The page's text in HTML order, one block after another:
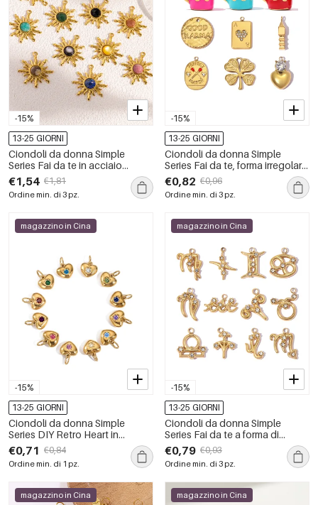
-15%
13-25 GIORNI
Ciondoli da donna Simple
Series Fai da te in acciaio
inossidabile, impermeabili, color
oro, con pietra naturale.
€1,54 €1,81
Ordine min. di 3 pz.
-15%
13-25 GIORNI
Ciondoli da donna Simple
Series Fai da te, forma irregolare,
in acciaio inossidabile,
impermeabili, colore oro.
€0,82 €0,96
Ordine min. di 3 pz.
-15%
magazzino in Cina
13-25 GIORNI
Ciondoli da donna Simple
Series DIY Retro Heart in
acciaio inossidabile
impermeabile color oro
€0,71 €0,84
Ordine min. di 1 pz.
-15%
magazzino in Cina
13-25 GIORNI
Ciondoli da donna Simple
Series Fai da te a forma di
costellazione, in acciaio
inossidabile impermeabile color
oro.
€0,79 €0,93
Ordine min. di 3 pz.
magazzino in Cina magazzino in Cina